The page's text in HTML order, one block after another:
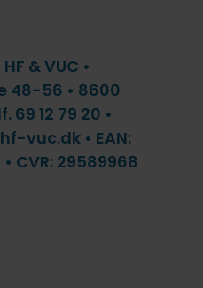
& VUC •
48-56 • 8600
69 12 79 20 •
vuc.dk • EAN:
CVR: 29589968